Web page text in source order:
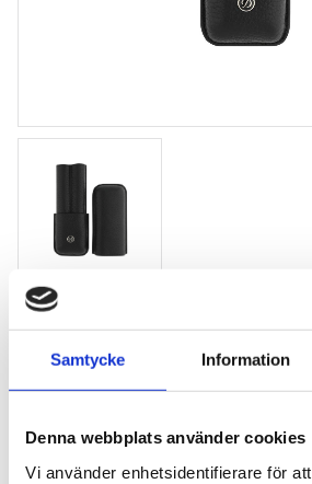
Samtycke Information
Denna webbplats använder cookies
Vi använder enhetsidentifierare för
S.T. Dupont Pennetui
svart
Pennetui för 2 pennor
2 665 kr
Antal